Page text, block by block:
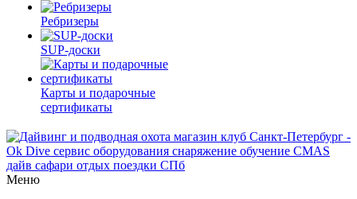
Ребризеры
SUP-доски
Карты и подарочные
сертификаты
Меню